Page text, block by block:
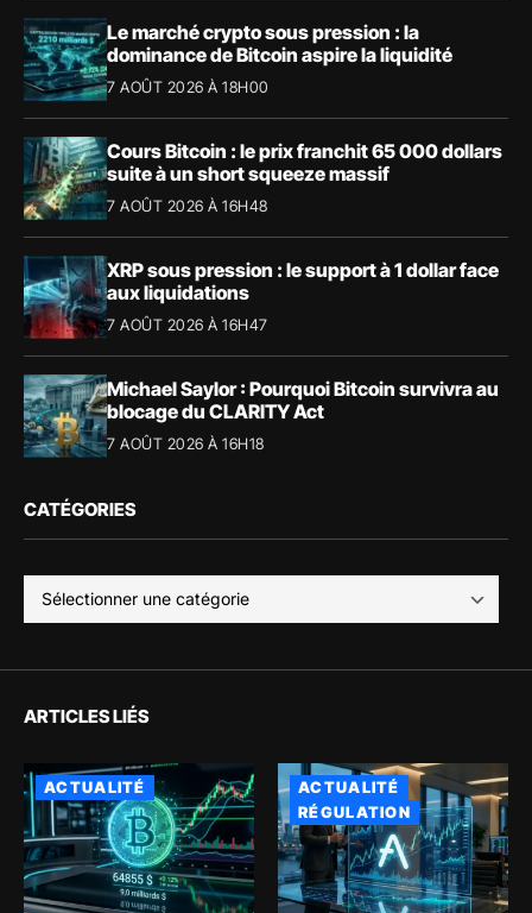
Le marché crypto sous pression : la
dominance de Bitcoin aspire la liquidité
7 AOÛT 2026 À 18H00
Cours Bitcoin : le prix franchit 65 000 dollars
suite à un short squeeze massif
7 AOÛT 2026 À 16H48
XRP sous pression : le support à 1 dollar face
aux liquidations
7 AOÛT 2026 À 16H47
Michael Saylor : Pourquoi Bitcoin survivra au
blocage du CLARITY Act
7 AOÛT 2026 À 16H18
CATÉGORIES
ARTICLES LIÉS
ACTUALITÉ
ACTUALITÉ
RÉGULATION